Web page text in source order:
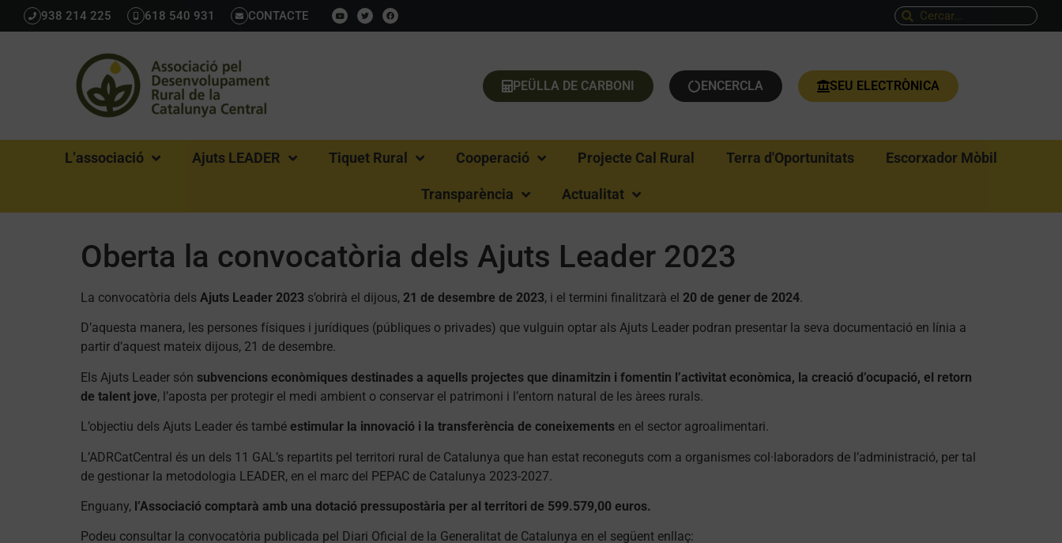
938 214 225 618 540 931 CONTACTE
PEÜLLA DE CARBONI ENCERCLA SEU ELECTRÒNICA
L’associació Ajuts LEADER Tiquet Rural Cooperació Projecte Cal Rural Terra d'Oportunitats Escorxador Mòbil
Transparència Actualitat
Oberta la convocatòria dels Ajuts Leader 2023
La convocatòria dels Ajuts Leader 2023 s’obrirà el dijous, 21 de desembre de 2023, i el termini finalitzarà el 20 de gener de 2024.
D’aquesta manera, les persones físiques i jurídiques (públiques o privades) que vulguin optar als Ajuts Leader podran presentar la seva documentació en línia a
partir d’aquest mateix dijous, 21 de desembre.
Els Ajuts Leader són subvencions econòmiques destinades a aquells projectes que dinamitzin i fomentin l’activitat econòmica, la creació d’ocupació, el retorn
de talent jove, l’aposta per protegir el medi ambient o conservar el patrimoni i l’entorn natural de les àrees rurals.
L’objectiu dels Ajuts Leader és també estimular la innovació i la transferència de coneixements en el sector agroalimentari.
L’ADRCatCentral és un dels 11 GAL’s repartits pel territori rural de Catalunya que han estat reconeguts com a organismes col·laboradors de l’administració, per tal
de gestionar la metodologia LEADER, en el marc del PEPAC de Catalunya 2023-2027.
Enguany, l’Associació comptarà amb una dotació pressupostària per al territori de 599.579,00 euros.
Podeu consultar la convocatòria publicada pel Diari Oficial de la Generalitat de Catalunya en el següent enllaç: